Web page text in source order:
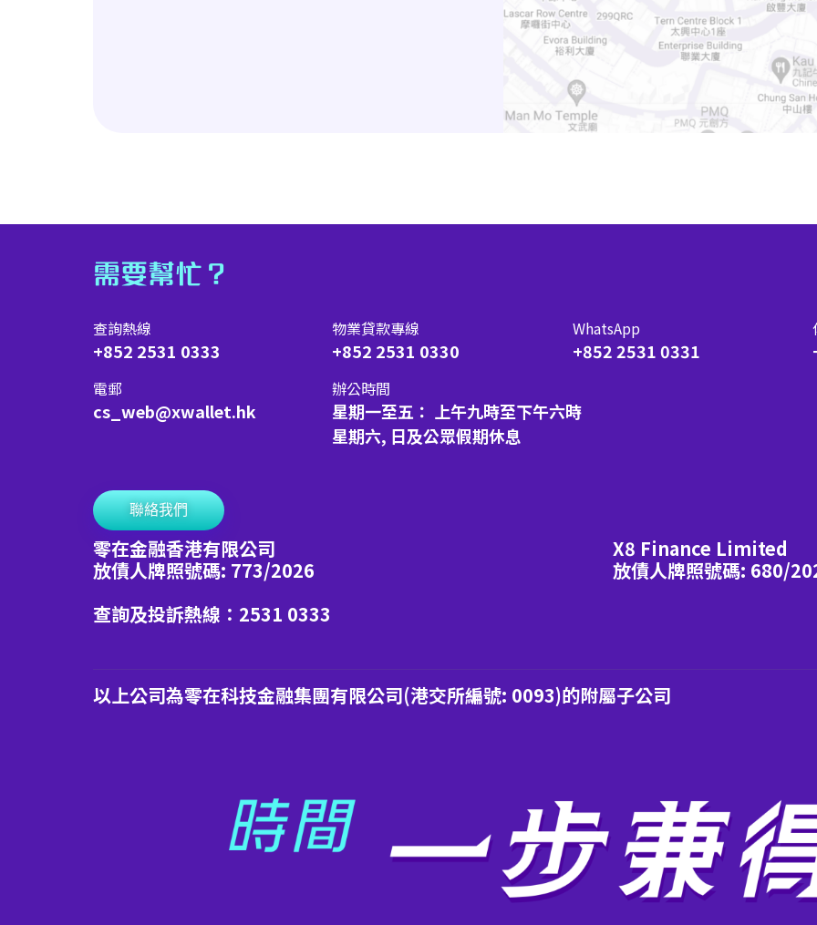
需要幫忙？
查詢熱線
+852 2531 0333
電郵
cs_web@xwallet.hk
物業貸款專線
+852 2531 0330
WhatsApp
+852 2531 0331
辦公時間
星期一至五： 上午九時至下午六時
星期六, 日及公眾假期休息
聯絡我們
零在金融香港有限公司
放債人牌照號碼: 773/2026
X8 Finance Limited
放債人牌照號碼: 680/
查詢及投訴熱線：2531 0333
以上公司為零在科技金融集團有限公司(港交所編號: 0093)的附屬子公司